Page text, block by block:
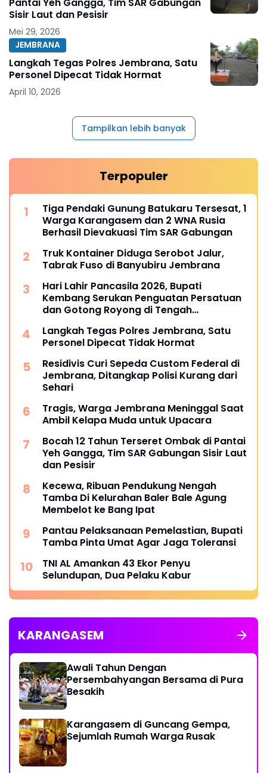
Sisir Laut dan Pesisir
Mei 29, 2026
JEMBRANA
Langkah Tegas Polres Jembrana, Satu
Personel Dipecat Tidak Hormat
April 10, 2026
Tampilkan lebih banyak
Terpopuler
Tiga Pendaki Gunung Batukaru Tersesat, 1
Warga Karangasem dan 2 WNA Rusia
Berhasil Dievakuasi Tim SAR Gabungan
Truk Kontainer Diduga Serobot Jalur,
Tabrak Fuso di Banyubiru Jembrana
Hari Lahir Pancasila 2026, Bupati
Kembang Serukan Penguatan Persatuan
dan Gotong Royong di Tengah
Langkah Tegas Polres Jembrana, Satu
Personel Dipecat Tidak Hormat
Residivis Curi Sepeda Custom Federal di
Jembrana, Ditangkap Polisi Kurang dari
Sehari
Tragis, Warga Jembrana Meninggal Saat
Ambil Kelapa Muda untuk Upacara
Bocah 12 Tahun Terseret Ombak di Pantai
Yeh Gangga, Tim SAR Gabungan Sisir Laut
dan Pesisir
Kecewa, Ribuan Pendukung Nengah
Tamba Di Kelurahan Baler Bale Agung
Membelot ke Bang Ipat
Pantau Pelaksanaan Pemelastian, Bupati
Tamba Pinta Umat Agar Jaga Toleransi
TNI AL Amankan 43 Ekor Penyu
Selundupan, Dua Pelaku Kabur
KARANGASEM
Awali Tahun Dengan
Persembahyangan Bersama di Pura
Besakih
Karangasem di Guncang Gempa,
Sejumlah Rumah Warga Rusak